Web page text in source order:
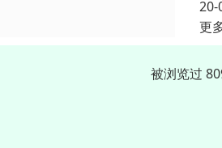
20-
更
被浏览过